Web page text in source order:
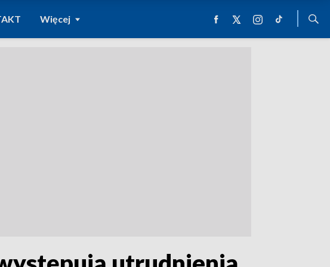
Więcej